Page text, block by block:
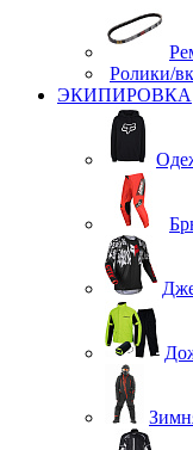
Ролики/
ЭКИПИРОВКА